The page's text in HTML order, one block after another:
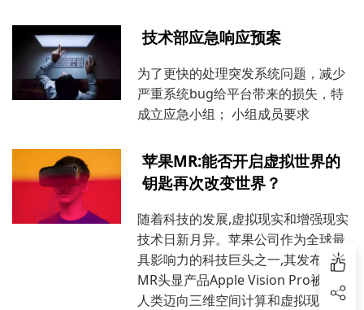
技术部应急响应预案
为了更快的处理突发系统问题，减少
严重系统bug给平台带来的损失，特
成立应急小组； 小组成员要求
苹果MR:能否开启虚拟世界的
钥匙再次改变世界？
随着科技的发展,虚拟现实和增强现实
技术日新月异。苹果公司作为全球最
具影响力的科技巨头之一,其发布的
MR头显产品Apple Vision Pro被视为
人类迈向三维空间计算和虚拟现实融